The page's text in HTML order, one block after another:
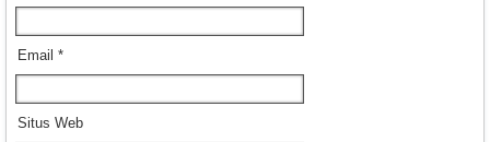
Email *
Situs Web